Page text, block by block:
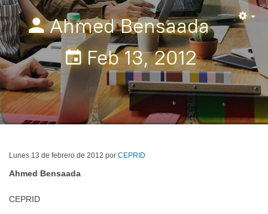
Ahmed Bensaada
Feb 13, 2012
Lunes 13 de febrero de 2012 por CEPRID
Ahmed Bensaada
CEPRID